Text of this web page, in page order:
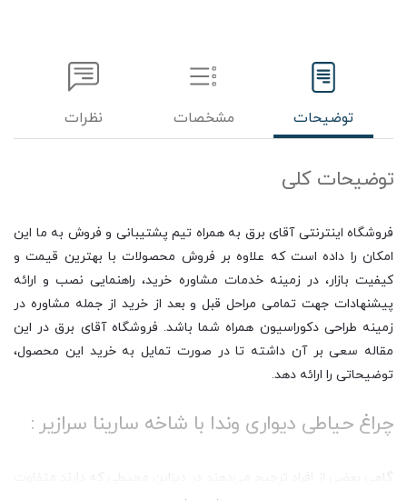
توضیحات مشخصات نظرات
توضیحات کلی
فروشگاه اینترنتی آقای برق به همراه تیم پشتیبانی و فروش به ما این
امکان را داده است که علاوه بر فروش محصولات با بهترین قیمت و
کیفیت بازار، در زمینه خدمات مشاوره خرید، راهنمایی نصب و ارائه
پیشنهادات جهت تمامی مراحل قبل و بعد از خرید از جمله مشاوره در
زمینه طراحی دکوراسیون همراه شما باشد. فروشگاه آقای برق در این
مقاله سعی بر آن داشته تا در صورت تمایل به خرید این محصول،
توضیحاتی را ارائه دهد.
چراغ حیاطی دیواری وندا با شاخه سارینا سرازیر :
گاهی بعضی از افراد ترجیح می‌دهند در دیزاین محیطی که دارند متفاوت